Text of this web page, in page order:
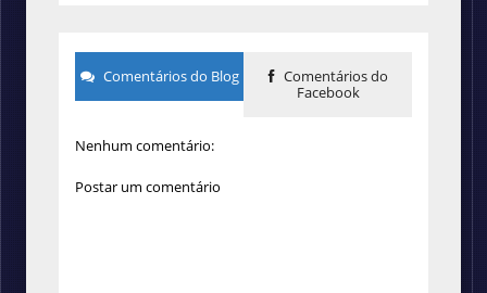
Comentários do Blog
Comentários do
Facebook
Nenhum comentário:
Postar um comentário